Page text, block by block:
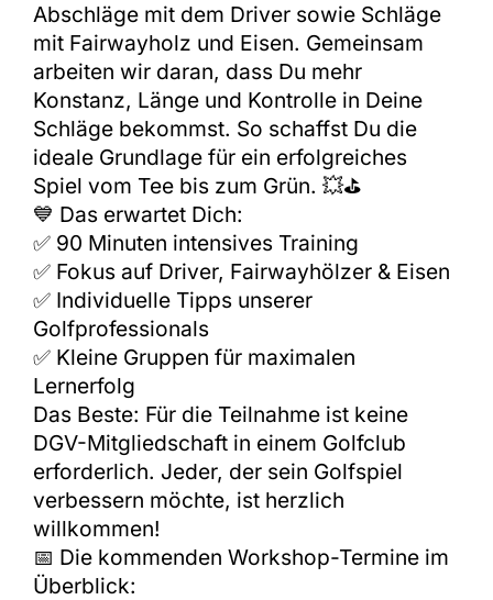
Abschläge mit dem Driver sowie Schläge
mit Fairwayholz und Eisen. Gemeinsam
arbeiten wir daran, dass Du mehr
Konstanz, Länge und Kontrolle in Deine
Schläge bekommst. So schaffst Du die
ideale Grundlage für ein erfolgreiches
Spiel vom Tee bis zum Grün. 💥⛳
💙 Das erwartet Dich:
✅ 90 Minuten intensives Training
✅ Fokus auf Driver, Fairwayhölzer & Eisen
✅ Individuelle Tipps unserer
Golfprofessionals
✅ Kleine Gruppen für maximalen
Lernerfolg
Das Beste: Für die Teilnahme ist keine
DGV-Mitgliedschaft in einem Golfclub
erforderlich. Jeder, der sein Golfspiel
verbessern möchte, ist herzlich
willkommen!
📅 Die kommenden Workshop-Termine im
Überblick: